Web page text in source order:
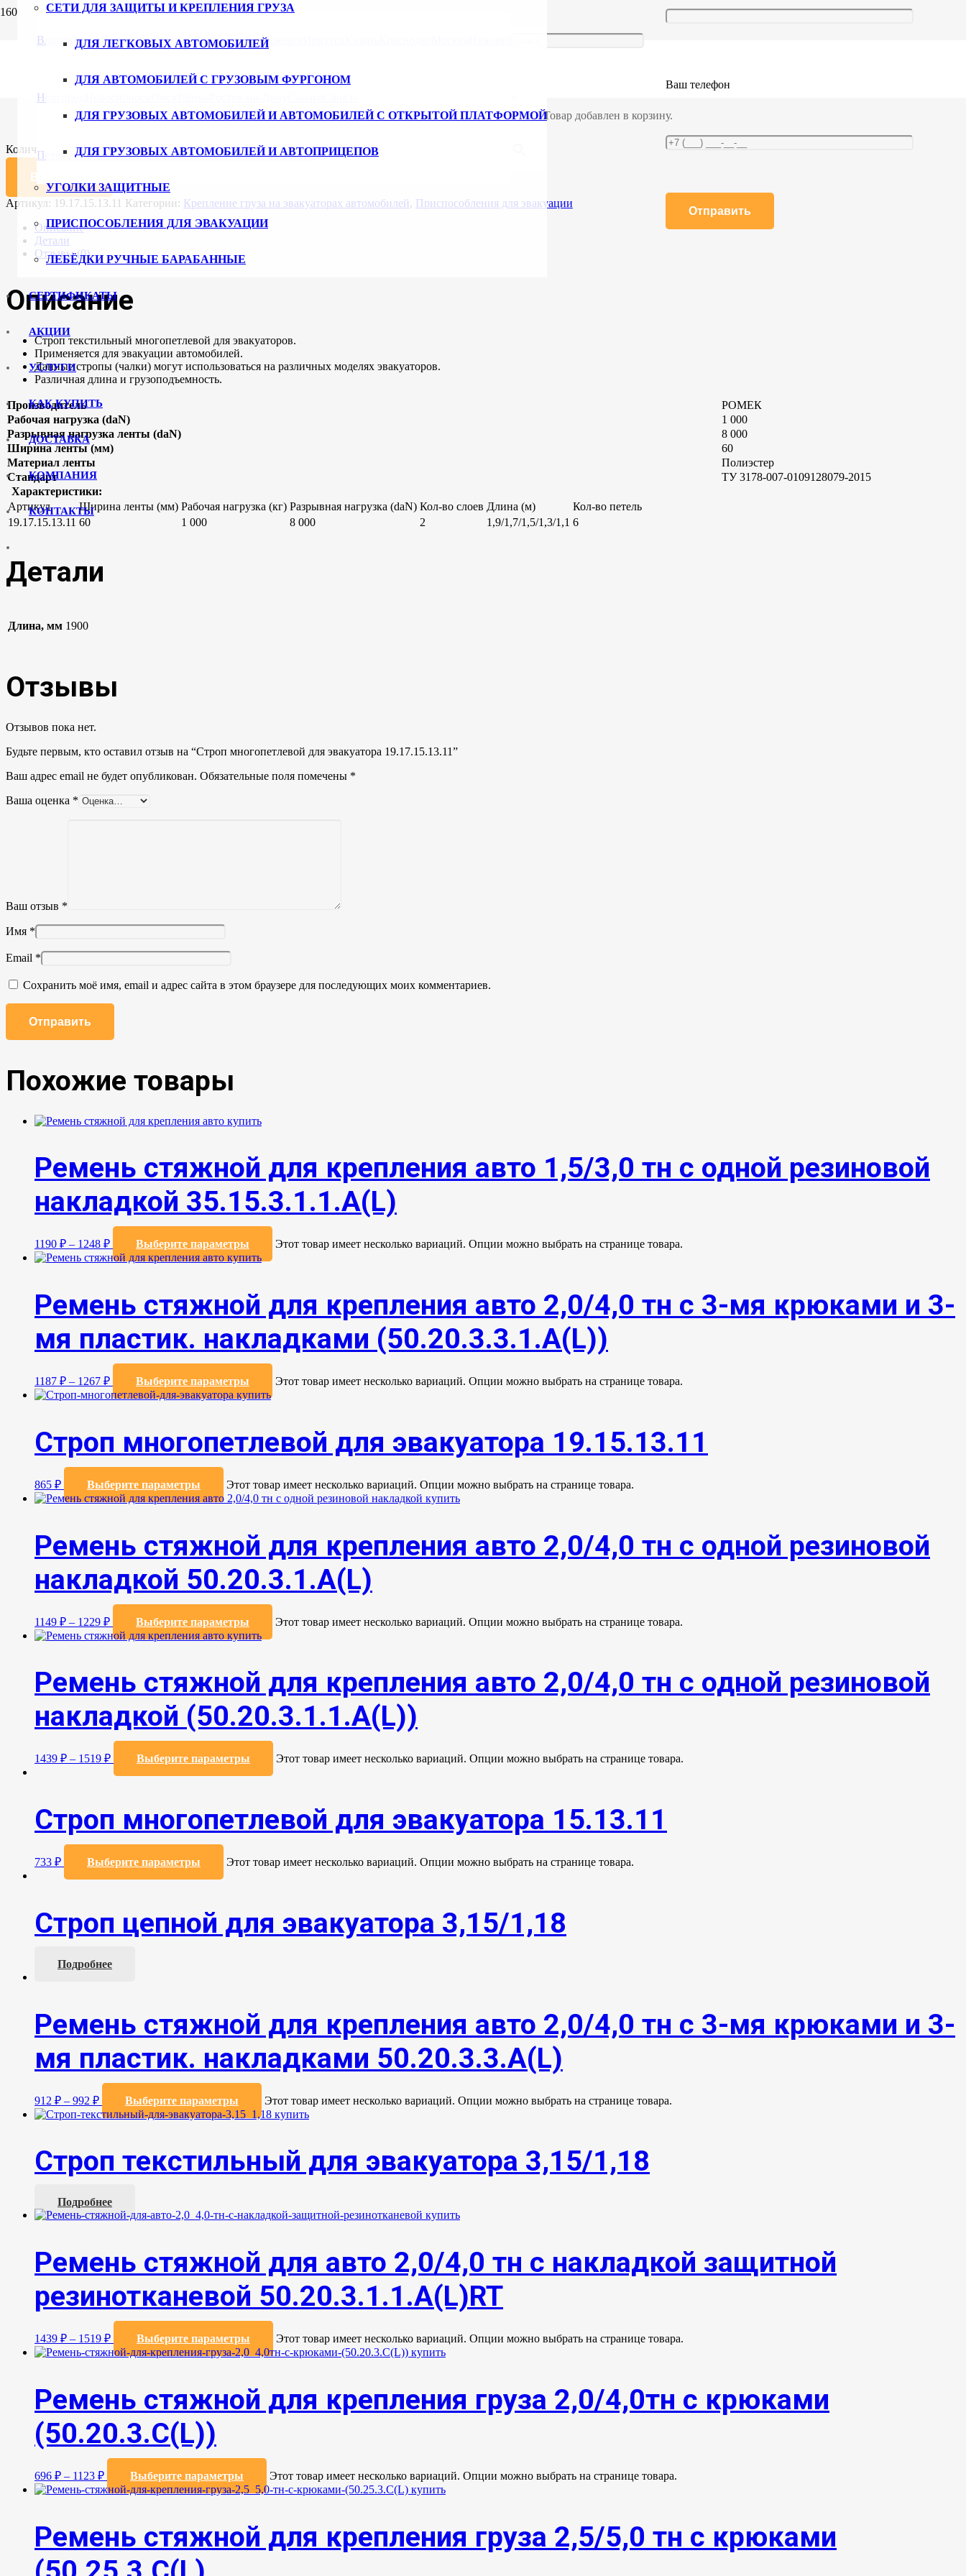
Владивосток ВолгоградВоронежЕкатеринбургИжевск
Новгород
ПетербургУльяновскУфаХабаровскЧебоксарыЧелябинск
Ваш телефон
СЕТИ ДЛЯ ЗАЩИТЫ И КРЕПЛЕНИЯ ГРУЗА
ДЛЯ ЛЕГКОВЫХ АВТОМОБИЛЕЙ
ДЛЯ АВТОМОБИЛЕЙ С ГРУЗОВЫМ ФУРГОНОМ
ДЛЯ ГРУЗОВЫХ АВТОМОБИЛЕЙ И АВТОМОБИЛЕЙ С ОТКРЫТОЙ ПЛАТФОРМОЙ
ДЛЯ ГРУЗОВЫХ АВТОМОБИЛЕЙ И АВТОПРИЦЕПОВ
УГОЛКИ ЗАЩИТНЫЕ
ПРИСПОСОБЛЕНИЯ ДЛЯ ЭВАКУАЦИИ
ЛЕБЁДКИ РУЧНЫЕ БАРАБАННЫЕ
СЕРТИФИКАТЫ
АКЦИИ
УСЛУГИ
КАК КУПИТЬ
ДОСТАВКА
КОМПАНИЯ
КОНТАКТЫ
Товар добавлен в корзину.
Количество товара Строп многопетлевой для эвакуатора 19.17.15.13.11
В корзину
Артикул: 19.17.15.13.11 Категории: Крепление груза на эвакуаторах автомобилей, Приспособления для эвакуации
Описание
Детали
Отзывы (0)
Описание
Строп текстильный многопетлевой для эвакуаторов.
Применяется для эвакуации автомобилей.
Данные стропы (чалки) могут использоваться на различных моделях эвакуаторов.
Различная длина и грузоподъемность.
Производитель
РОМЕК
Рабочая нагрузка (daN)
1 000
Разрывная нагрузка ленты (daN)
8 000
Ширина ленты (мм)
60
Материал ленты
Полиэстер
Стандарт
ТУ 3178-007-0109128079-2015
Характеристики:
Артикул
Ширина ленты (мм) Рабочая нагрузка (кг) Разрывная нагрузка (daN) Кол-во слоев Длина (м)
Кол-во петель
19.17.15.13.11 60 1 000 8 000 2 1,9/1,7/1,5/1,3/1,1 6
Детали
Длина, мм 1900
Отзывы
Отзывов пока нет.
Будьте первым, кто оставил отзыв на “Строп многопетлевой для эвакуатора 19.17.15.13.11”
Ваш адрес email не будет опубликован. Обязательные поля помечены *
Ваша оценка *
Ваш отзыв *
Имя *
Email *
Сохранить моё имя, email и адрес сайта в этом браузере для последующих моих комментариев.
Похожие товары
Ремень стяжной для крепления авто 1,5/3,0 тн с одной резиновой
накладкой 35.15.3.1.1.А(L)
1190 ₽ – 1248 ₽ Выберите параметры Этот товар имеет несколько вариаций. Опции можно выбрать на странице товара.
Ремень стяжной для крепления авто 2,0/4,0 тн с 3-мя крюками и 3-
мя пластик. накладками (50.20.3.3.1.А(L))
1187 ₽ – 1267 ₽ Выберите параметры Этот товар имеет несколько вариаций. Опции можно выбрать на странице товара.
Строп многопетлевой для эвакуатора 19.15.13.11
865 ₽ Выберите параметры Этот товар имеет несколько вариаций. Опции можно выбрать на странице товара.
Ремень стяжной для крепления авто 2,0/4,0 тн с одной резиновой
накладкой 50.20.3.1.А(L)
1149 ₽ – 1229 ₽ Выберите параметры Этот товар имеет несколько вариаций. Опции можно выбрать на странице товара.
Ремень стяжной для крепления авто 2,0/4,0 тн с одной резиновой
накладкой (50.20.3.1.1.А(L))
1439 ₽ – 1519 ₽ Выберите параметры Этот товар имеет несколько вариаций. Опции можно выбрать на странице товара.
Строп многопетлевой для эвакуатора 15.13.11
733 ₽ Выберите параметры Этот товар имеет несколько вариаций. Опции можно выбрать на странице товара.
Строп цепной для эвакуатора 3,15/1,18
Подробнее
Ремень стяжной для крепления авто 2,0/4,0 тн с 3-мя крюками и 3-
мя пластик. накладками 50.20.3.3.А(L)
912 ₽ – 992 ₽ Выберите параметры Этот товар имеет несколько вариаций. Опции можно выбрать на странице товара.
Строп текстильный для эвакуатора 3,15/1,18
Подробнее
Ремень стяжной для авто 2,0/4,0 тн с накладкой защитной
резинотканевой 50.20.3.1.1.А(L)RT
1439 ₽ – 1519 ₽ Выберите параметры Этот товар имеет несколько вариаций. Опции можно выбрать на странице товара.
Ремень стяжной для крепления груза 2,0/4,0тн с крюками
(50.20.3.C(L))
696 ₽ – 1123 ₽ Выберите параметры Этот товар имеет несколько вариаций. Опции можно выбрать на странице товара.
Ремень стяжной для крепления груза 2,5/5,0 тн с крюками